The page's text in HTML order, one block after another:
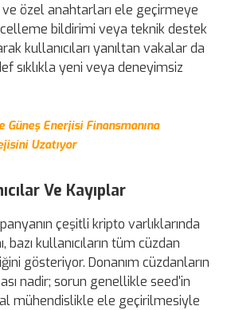
özel anahtarları ele geçirmeye
bildirimi veya teknik destek
kullanıcıları yanıltan vakalar da
sıklıkla yeni veya deneyimsiz
Güneş Enerjisi Finansmanına
Uzatıyor
Ve Kayıplar
çeşitli kripto varlıklarında
bazı kullanıcıların tüm cüzdan
gösteriyor. Donanım cüzdanların
nadir; sorun genellikle seed'in
mühendislikle ele geçirilmesiyle